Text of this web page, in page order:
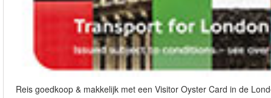
Reis goedkoop & makkelijk met een Visitor Oyster Card in de